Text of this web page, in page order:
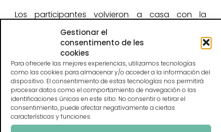
Gestionar el
consentimento de les
cookies
Para ofrecerle las mejores experiencias, utilizamos tecnologías
como las cookies para almacenar y/o acceder a la información del
dispositivo. El consentimiento de estas tecnologías nos permitirá
procesar datos como el comportamiento de navegación o las
identificaciones únicas en este sitio. No consentir o retirar el
consentimiento, puede afectar negativamente a ciertas
características y funciones.
Los participantes volvieron a casa con la
amplificando las voces juveniles y asegurando la
participación de los jóvenes. Expresaron su
compromiso de reconocer el potencial de la
juventud rural en la UE y más allá, y la necesidad
de crear grupos para compartir proyectos
juveniles.